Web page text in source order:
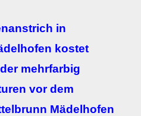
in
kostet
mehrfarbig
vor dem
Mädelhofen